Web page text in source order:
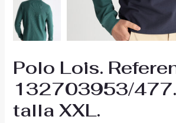
Polo Lois.
132703953/
talla XXL.